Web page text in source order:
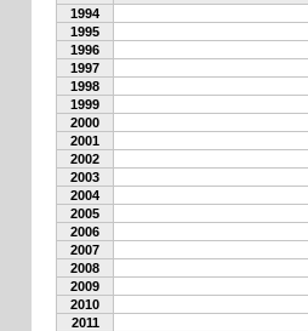
1994
1995
1996
1997
1998
1999
2000
2001
2002
2003
2004
2005
2006
2007
2008
2009
2010
2011